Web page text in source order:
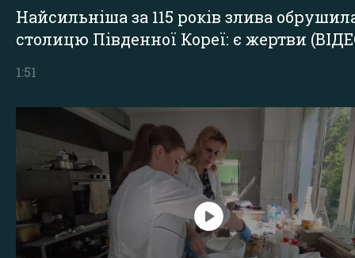
Найсильніша за 115 років злива
столицю Південної Кореї: є жертви
1:51